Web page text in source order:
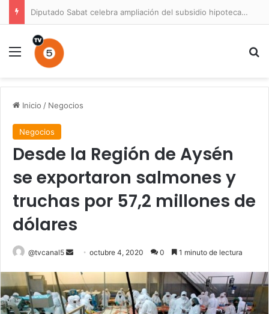
Diputado Sabat celebra ampliación del subsidio hipotecario con viviendas de hasta 6.000 UF
Menú
Inicio / Negocios
Negocios
Desde la Región de Aysén
se exportaron salmones y
truchas por 57,2 millones de
dólares
@tvcanal5
Send
email
octubre 4, 2020 0 1 minuto de lectura